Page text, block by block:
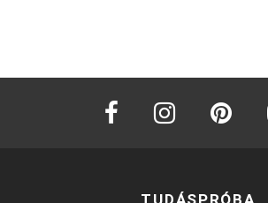
facebook instagram
TUDÁSPRÓBA